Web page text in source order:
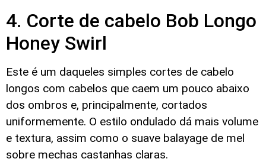
4. Corte de cabelo Bob Longo
Honey Swirl
Este é um daqueles simples cortes de cabelo
longos com cabelos que caem um pouco abaixo
dos ombros e, principalmente, cortados
uniformemente. O estilo ondulado dá mais volume
e textura, assim como o suave balayage de mel
sobre mechas castanhas claras.